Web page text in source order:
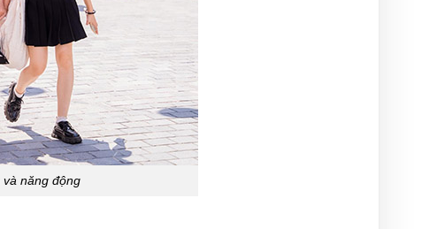
năng động